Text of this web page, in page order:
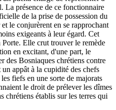
La présence de ce fonctionnaire
de la prise de possession du
le conjurèrent en se rapprochant
exigeants à leur égard. Cet
Elle crut trouver le remède
en excitant, d'une part, le
des Bosniaques chrétiens contre
appât à la cupidité des chefs
fiefs en une sorte de majorats
le droit de prélever les dîmes
chrétiens établis sur les terres qui